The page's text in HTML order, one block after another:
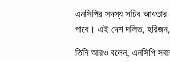
এনসিপির সদস্য সচিব আখতার
পাবে। এই দেশ দলিত, হরিজন,
তিনি আরও বলেন, এনসিপি